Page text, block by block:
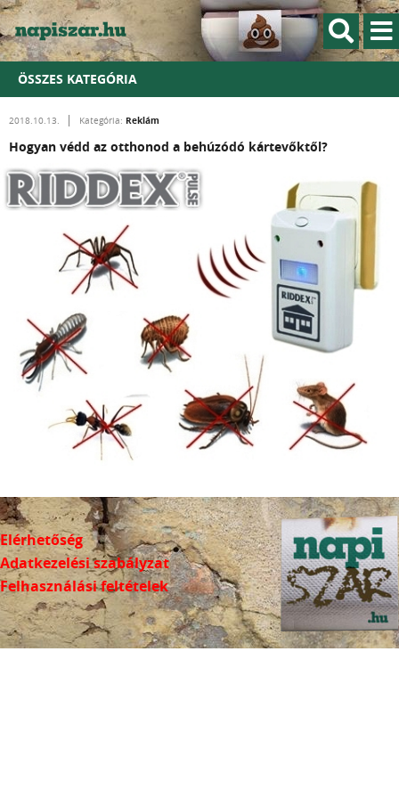
ÖSSZES KATEGÓRIA
2018.10.13. Kategória: Reklám
Hogyan védd az otthonod a behúzódó kártevőktől?
Elérhetőség
Adatkezelési szabályzat
Felhasználási feltételek